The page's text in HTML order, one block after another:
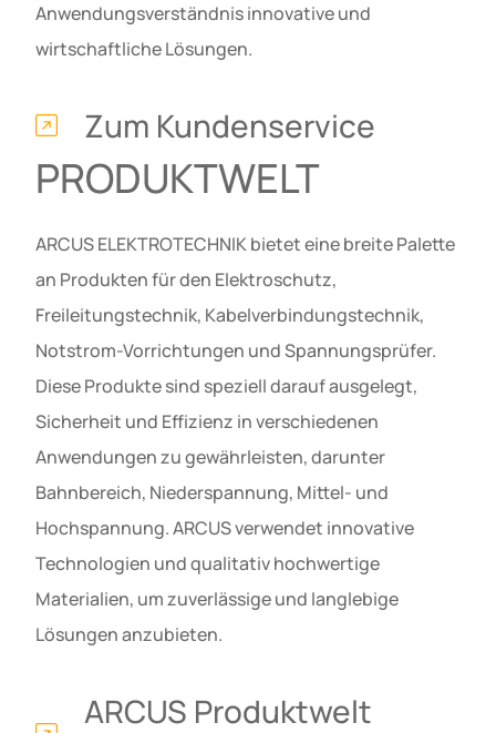
Anwendungsverständnis innovative und
wirtschaftliche Lösungen.
Zum Kundenservice
PRODUKTWELT
ARCUS ELEKTROTECHNIK bietet eine breite Palette
an Produkten für den Elektroschutz,
Freileitungstechnik, Kabelverbindungstechnik,
Notstrom-Vorrichtungen und Spannungsprüfer.
Diese Produkte sind speziell darauf ausgelegt,
Sicherheit und Effizienz in verschiedenen
Anwendungen zu gewährleisten, darunter
Bahnbereich, Niederspannung, Mittel- und
Hochspannung. ARCUS verwendet innovative
Technologien und qualitativ hochwertige
Materialien, um zuverlässige und langlebige
Lösungen anzubieten.
ARCUS Produktwelt